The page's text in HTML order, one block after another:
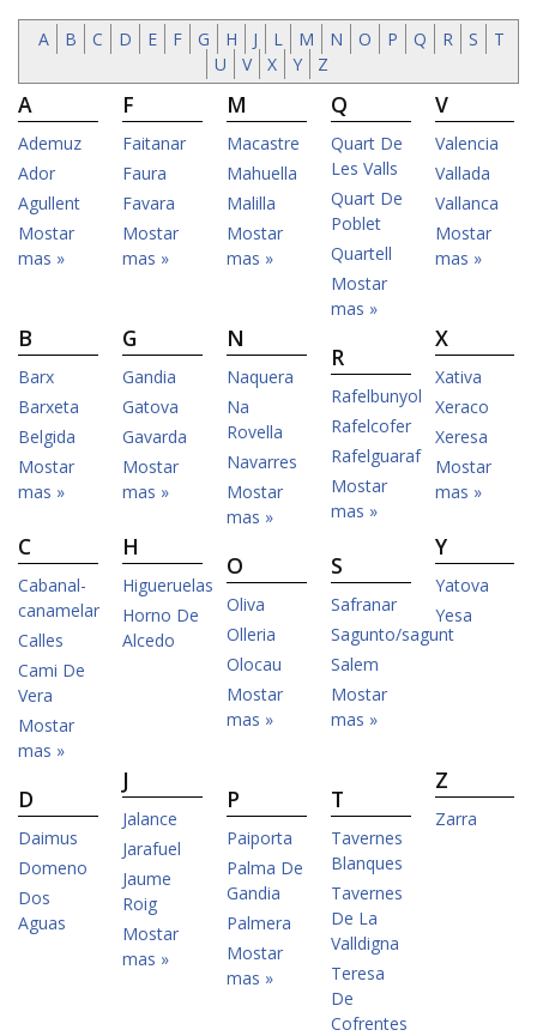
A B C D E F G H J L M N O P Q R S
T
U
V X Y Z
A
Ademuz
Ador
Agullent
Mostar
mas »
B
Barx
Barxeta
Belgida
Mostar
mas »
C
Cabanal-
canamelar
Calles
Cami De
Vera
Mostar
mas »
D
Daimus
Domeno
Dos
Aguas
F
Faitanar
Faura
Favara
Mostar
mas »
G
Gandia
Gatova
Gavarda
Mostar
mas »
H
Higueruelas
Horno De
Alcedo
J
Jalance
Jarafuel
Jaume
Roig
Mostar
mas »
M
Macastre
Mahuella
Malilla
Mostar
mas »
N
Naquera
Na
Rovella
Navarres
Mostar
mas »
O
Oliva
Olleria
Olocau
Mostar
mas »
P
Paiporta
Palma De
Gandia
Palmera
Mostar
mas »
Q
Quart De
Les Valls
Quart De
Poblet
Quartell
Mostar
mas »
R
Rafelbunyol
Rafelcofer
Rafelguaraf
Mostar
mas »
S
Safranar
Sagunto/sagunt
Salem
Mostar
mas »
T
Tavernes
Blanques
Tavernes
De La
Valldigna
Teresa
De
Cofrentes
V
Valencia
Vallada
Vallanca
Mostar
mas »
X
Xativa
Xeraco
Xeresa
Mostar
mas »
Y
Yatova
Yesa
Z
Zarra